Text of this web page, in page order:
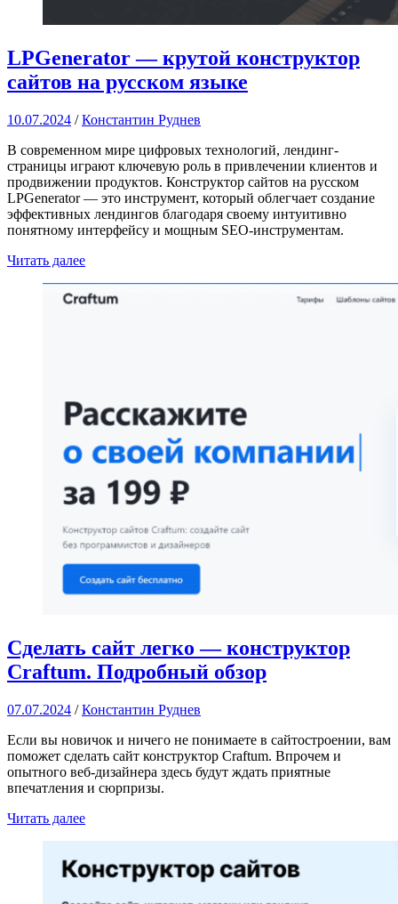
LPGenerator — крутой конструктор
сайтов на русском языке
10.07.2024 /Константин Руднев
В современном мире цифровых технологий, лендинг-
страницы играют ключевую роль в привлечении клиентов и
продвижении продуктов. Конструктор сайтов на русском
LPGenerator — это инструмент, который облегчает создание
эффективных лендингов благодаря своему интуитивно
понятному интерфейсу и мощным SEO-инструментам.
Читать далее
Сделать сайт легко — конструктор
Craftum. Подробный обзор
07.07.2024 /Константин Руднев
Если вы новичок и ничего не понимаете в сайтостроении, вам
поможет сделать сайт конструктор Craftum. Впрочем и
опытного веб-дизайнера здесь будут ждать приятные
впечатления и сюрпризы.
Читать далее